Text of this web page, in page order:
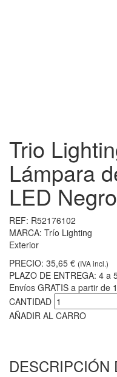
Trio
Lámpara
LED Negro
REF: R52176102
MARCA: Trío Lighting
Exterior
PRECIO: 35,65 € (IVA incl.)
PLAZO DE ENTREGA: 4 a
Envíos GRATIS a partir de
CANTIDAD
AÑADIR AL CARRO
DESCRIPCIÓN